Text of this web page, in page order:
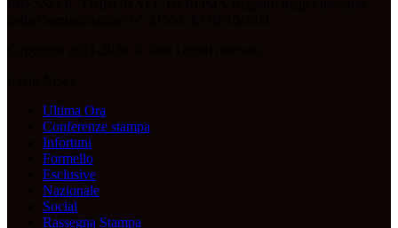
Ultima Ora
Conferenze stampa
Infortuni
Formello
Esclusive
Nazionale
Social
Rassegna Stampa